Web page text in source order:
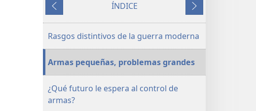
publicaciones
22
de
de 2001
Anterior
ÍNDICE
Siguiente
Rasgos distintivos de la guerra moderna
Armas pequeñas, problemas grandes
¿Qué futuro le espera al control de
armas?